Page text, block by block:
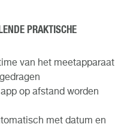
PRAKTISCHE
van het meetapparaat
op afstand worden
met datum en